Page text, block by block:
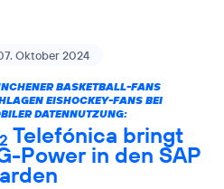
Oktober 2024
BASKETBALL-FANS
EISHOCKEY-FANS BEI
DATENNUTZUNG:
Telefónica bringt
Power in den SAP